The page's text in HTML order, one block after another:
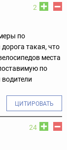
2
по
такая, что
места
по
ЦИТИРОВАТЬ
24